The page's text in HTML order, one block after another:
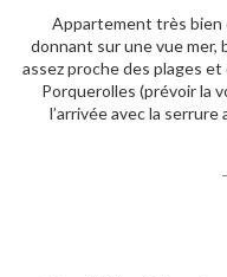
Appartement très bien
donnant sur une vue mer,
assez proche des plages
Porquerolles (prévoir la
l’arrivée avec la